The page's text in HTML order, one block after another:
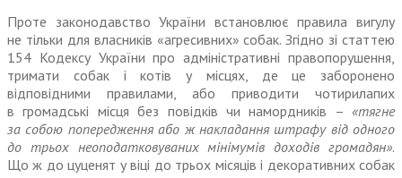
Проте законодавство України встановлює правила вигулу
не тільки для власників «агресивних» собак. Згідно зі статтею
154 Кодексу Українипро адміністративні правопорушення,
тримати собак і котів у місцях, де це заборонено
відповідними правилами, або приводити чотирилапих
в громадські місця без повідків чи намордників – «тягне
за собою попередження або ж накладання штрафу від одного
до трьохнеоподатковуваних мінімумів доходів громадян».
Що ж до цуценят у віці до трьох місяців і декоративних собак